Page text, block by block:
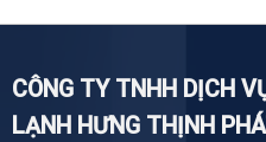
CÔNG TY TNHH DỊCH
LẠNH HƯNG THỊNH